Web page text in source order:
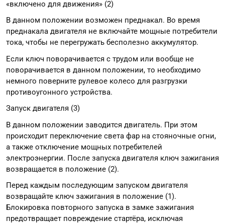
«включено для движения» (2)
В данном положении возможен преднакал. Во время
преднакала двигателя не включайте мощные потребители
тока, чтобы не перегружать бесполезно аккумулятор.
Если ключ поворачивается с трудом или вообще не
поворачивается в данном положении, то необходимо
немного поверните рулевое колесо для разгрузки
противоугонного устройства.
Запуск двигателя (3)
В данном положении заводится двигатель. При этом
происходит переключение света фар на стояночные огни,
а также отключение мощных потребителей
электроэнергии. После запуска двигателя ключ зажигания
возвращается в положение (2).
Перед каждым последующим запуском двигателя
возвращайте ключ зажигания в положение (1).
Блокировка повторного запуска в замке зажигания
предотвращает повреждение стартёра, исключая